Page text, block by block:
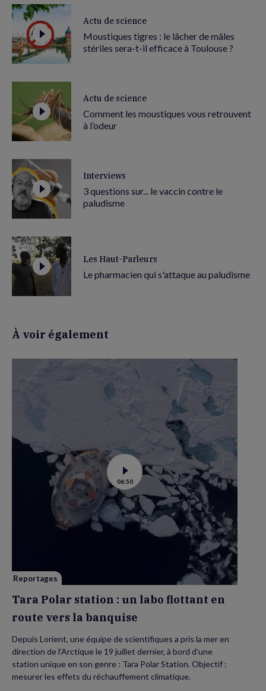
Actu de science
Moustiques tigres : le lâcher de mâles
stériles sera-t-il efficace à Toulouse ?
Actu de science
Comment les moustiques vous retrouvent
à l’odeur
Interviews
3 questions sur... le vaccin contre le
paludisme
Les Haut-Parleurs
Le pharmacien qui s'attaque au paludisme
À voir également
Voir
la
vidéo
de
Tara
Polar
station
:
la
06:50
Reportages
Tara Polar station : un labo flottant en
route vers la banquise
Depuis Lorient, une équipe de scientifiques a pris la mer en
direction de l’Arctique le 19 juillet dernier, à bord d’une
station unique en son genre : Tara Polar Station. Objectif :
mesurer les effets du réchauffement climatique.